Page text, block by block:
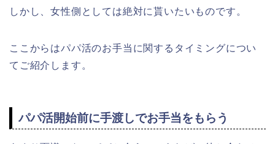
しかし、女性側としては絶対に貰いたいものです。
ここからはパパ活のお手当に関するタイミングについ
てご紹介します。
パパ活開始前に手渡しでお手当をもらう